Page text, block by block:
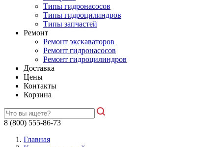
Типы гидронасосов
Типы гидроцилиндров
Типы запчастей
Ремонт
Ремонт экскаваторов
Ремонт гидронасосов
Ремонт гидроцилиндров
Доставка
Цены
Контакты
Корзина
8 (800) 555-86-73
Главная